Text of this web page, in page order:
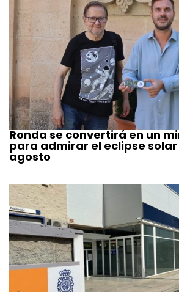
Ronda se convertirá en un
para admirar el eclipse solar
agosto